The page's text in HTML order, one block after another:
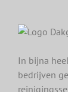
In bijna
bedrijven